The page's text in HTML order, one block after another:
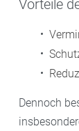
Vorteile
Dennoch